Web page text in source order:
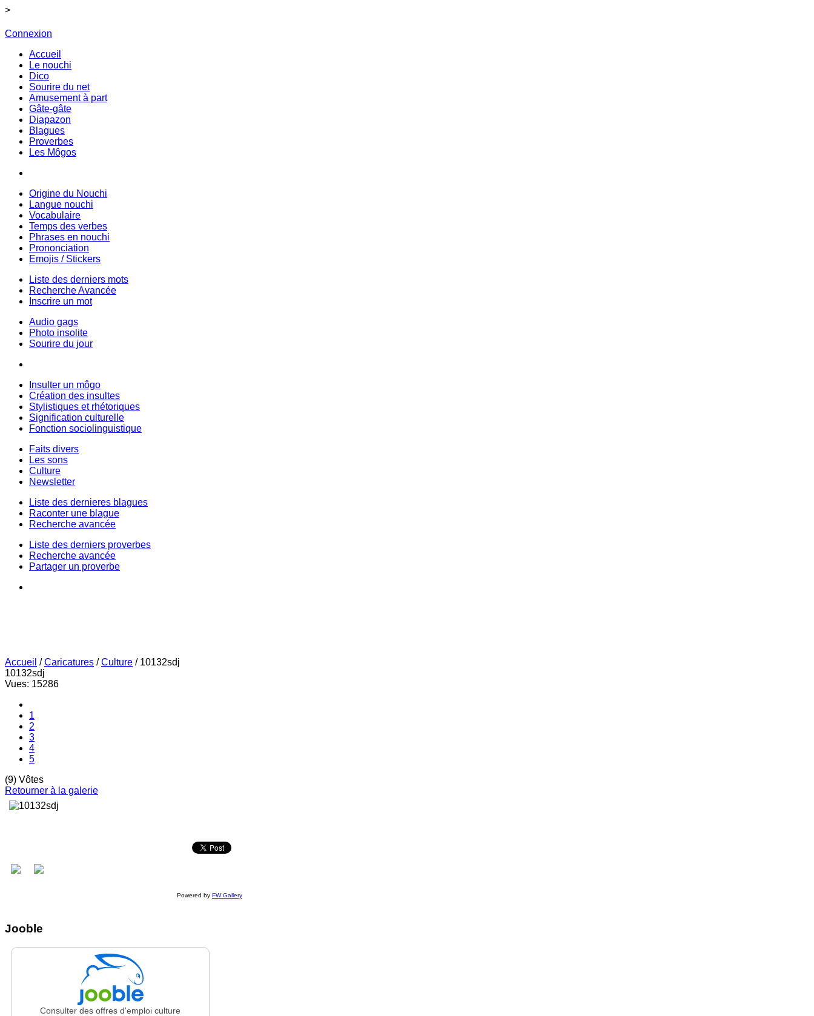
>
Connexion
Accueil
Le nouchi
Dico
Sourire du net
Amusement à part
Gâte-gâte
Diapazon
Blagues
Proverbes
Les Môgos
Origine du Nouchi
Langue nouchi
Vocabulaire
Temps des verbes
Phrases en nouchi
Prononciation
Emojis / Stickers
Liste des derniers mots
Recherche Avancée
Inscrire un mot
Audio gags
Photo insolite
Sourire du jour
Insulter un môgo
Création des insultes
Stylistiques et rhétoriques
Signification culturelle
Fonction sociolinguistique
Faits divers
Les sons
Culture
Newsletter
Liste des dernieres blagues
Raconter une blague
Recherche avancée
Liste des derniers proverbes
Recherche avancée
Partager un proverbe
Accueil /Caricatures /Culture / 10132sdj
10132sdj
Vues: 15286
1
2
3
4
5
(9) Vôtes
Retourner à la galerie
Powered by FW Gallery
Jooble
Consulter des offres d'emploi culture